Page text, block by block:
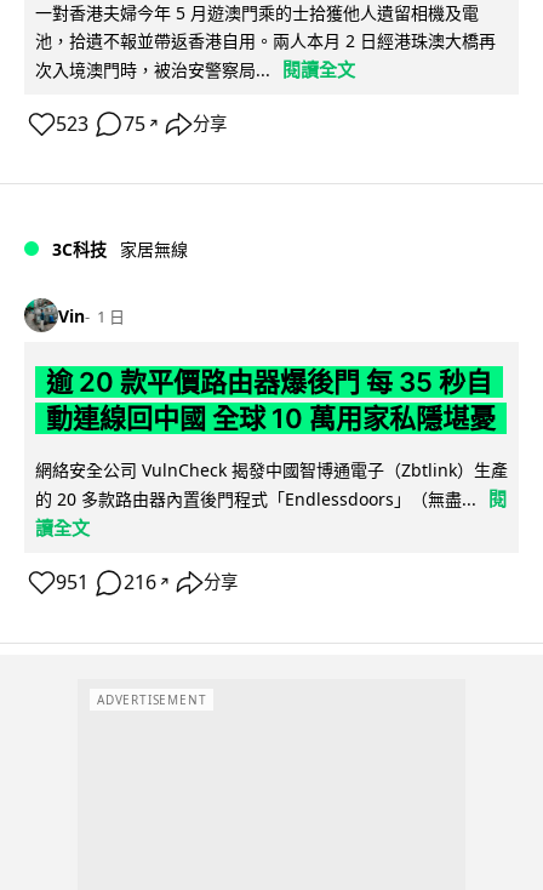
一對香港夫婦今年 5 月遊澳門乘的士拾獲他人遺留相機及電
池，拾遺不報並帶返香港自用。兩人本月 2 日經港珠澳大橋再
次入境澳門時，被治安警察局...
閱讀全文
523 75 ↗ 分享
3C科技 家居無線
Vin 1 日
逾 20 款平價路由器爆後門 每 35 秒自
動連線回中國 全球 10 萬用家私隱堪憂
網絡安全公司 VulnCheck 揭發中國智博通電子（Zbtlink）生產
的 20 多款路由器內置後門程式「Endlessdoors」（無盡...
閱
讀全文
951 216 ↗ 分享
ADVERTISEMENT